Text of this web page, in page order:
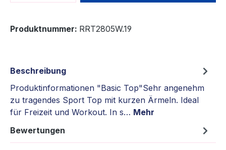
Produktnummer: RRT2805W.19
Beschreibung
Produktinformationen "Basic Top"Sehr angenehm
zu tragendes Sport Top mit kurzen Ärmeln. Ideal
für Freizeit und Workout. In s… Mehr
Bewertungen